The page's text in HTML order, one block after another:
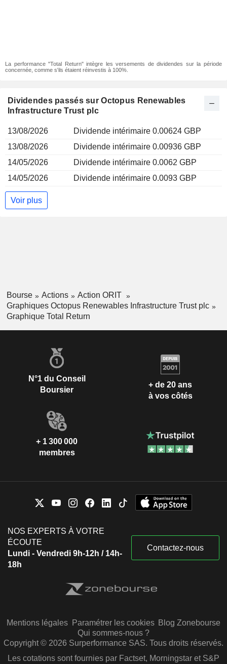
La performance "Total Return" intègre les versements de dividendes sur la période
concernée, comme s'ils étaient réinvestis à 100%.
Dividendes passés sur Octopus Renewables
Infrastructure Trust plc
13/08/2026
Dividende intérimaire 0.00624 GBP
13/08/2026
Dividende intérimaire 0.00936 GBP
14/05/2026
Dividende intérimaire 0.0062 GBP
14/05/2026
Dividende intérimaire 0.0093 GBP
Voir plus
Bourse Actions
Action ORIT
Graphiques Octopus Renewables Infrastructure Trust plc
Graphique Total Return
N°1 du Conseil
Boursier
+ de 20 ans
à vos côtés
+ 1 300 000
membres
NOS EXPERTS À VOTRE
ÉCOUTE
Lundi - Vendredi 9h-12h / 14h-
18h
Contactez-nous
Mentions légales Paramétrer les cookies Blog Zonebourse
Qui sommes-nous ?
Copyright © 2026 Surperformance SAS. Tous droits réservés.
Les cotations sont fournies par Factset, Morningstar et S&P